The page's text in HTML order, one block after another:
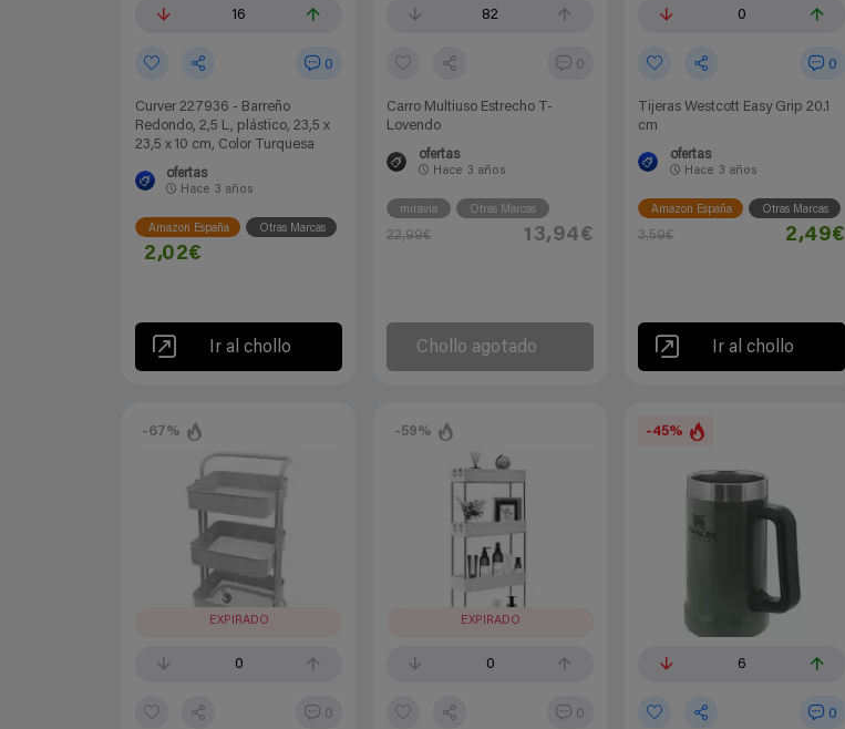
16
0
Curver 227936 - Barreño
Redondo, 2,5 L, plástico, 23,5 x
23,5 x 10 cm, Color Turquesa
ofertas
Hace 3 años
Amazon España Otras Marcas
2,02€
Ir al chollo
82
0
Carro Multiuso Estrecho T-
Lovendo
ofertas
Hace 3 años
miravia Otras Marcas
22,99€ 13,94€
Chollo agotado
0
0
Tijeras Westcott Easy Grip 20.1
cm
ofertas
Hace 3 años
Amazon España Otras Marcas
3,59€ 2,49€
Ir al chollo
-67%
EXPIRADO
0
0
-59%
EXPIRADO
0
0
-45%
6
0